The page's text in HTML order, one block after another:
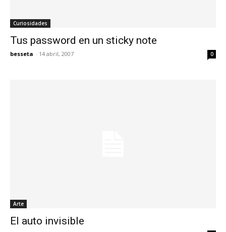
Curiosidades
Tus password en un sticky note
besseta - 14 abril, 2007 0
Arte
El auto invisible